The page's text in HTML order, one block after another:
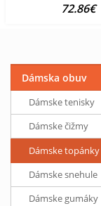
72.86€
Dámska obuv
Dámske tenisky
Dámske čižmy
Dámske topánky
Dámske snehule
Dámske gumáky